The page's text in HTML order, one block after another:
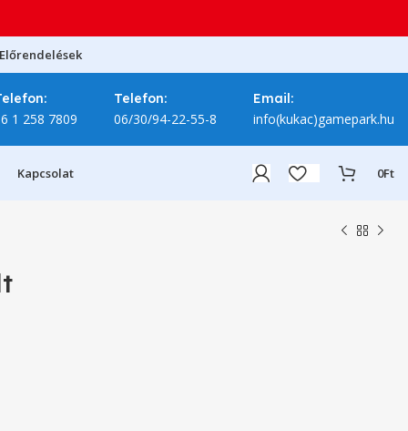
Előrendelések
1 258 7809
Telefon:
06/30/94-22-55-8
Email:
info(kukac)gamepark.hu
Kapcsolat 0Ft